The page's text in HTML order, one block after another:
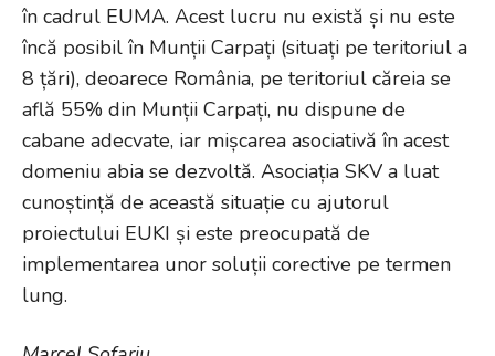
în cadrul EUMA. Acest lucru nu există și nu este
încă posibil în Munții Carpați (situați pe teritoriul a
8 țări), deoarece România, pe teritoriul căreia se
află 55% din Munții Carpați, nu dispune de
cabane adecvate, iar mișcarea asociativă în acest
domeniu abia se dezvoltă. Asociația SKV a luat
cunoștință de această situație cu ajutorul
proiectului EUKI și este preocupată de
implementarea unor soluții corective pe termen
lung.